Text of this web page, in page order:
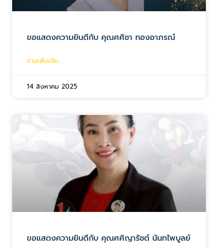
ขอแสดงความยินดีกับ คุณศศิชา ทองอาภรณ์
อ่านเพิ่มเติม...
14 สิงหาคม 2025
ขอแสดงความยินดีกับ คุณศศิญารัชต์ นันทไพบูลย์